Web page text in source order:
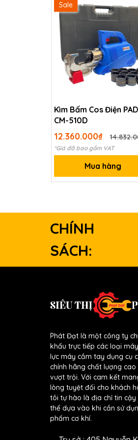
Sale
Kìm Bấm Cos Điện
CM-510D
12.360.000₫
*Giá đã bao gồm VAT
Mua hàng
CHÍNH
SÁCH:
Phát Đạt là một công ty
khẩu trực tiếp các loại
lực máy cầm tay dụng cụ
chính hãng chất lượng
vượt trội. Với cam kết
lòng tuyệt đối cho khách
tôi tự hào là địa chỉ tin
thể dựa vào khi cần sử
phẩm cơ khí.